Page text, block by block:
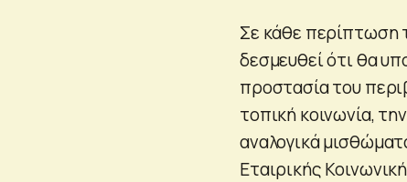
Σε κάθε περίπτωση
δεσμευθεί ότι θα
προστασία του
τοπική κοινωνία,
αναλογικά
Εταιρικής